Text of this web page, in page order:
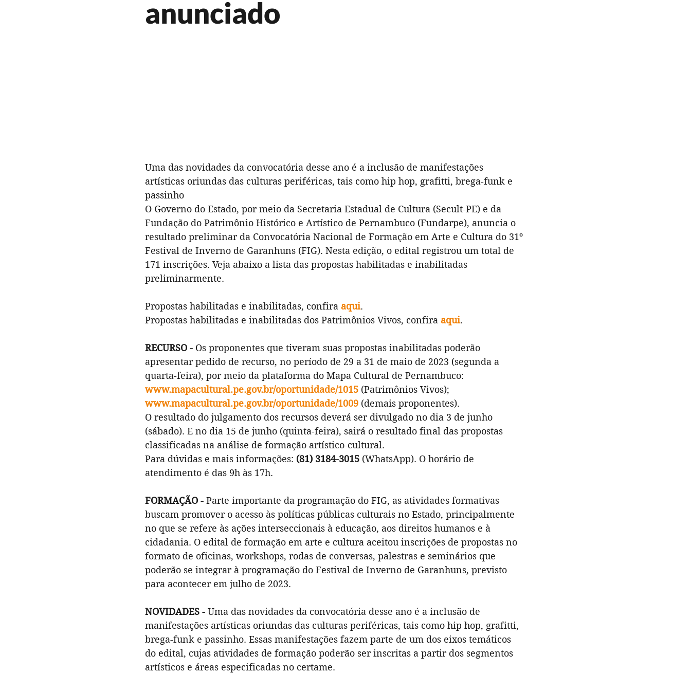
Música
anunciado
Uma das novidades da convocatória desse ano é a inclusão de manifestações
artísticas oriundas das culturas periféricas, tais como hip hop, grafitti, brega-funk e
passinho
O Governo do Estado, por meio da Secretaria Estadual de Cultura (Secult-PE) e da
Fundação do Patrimônio Histórico e Artístico de Pernambuco (Fundarpe), anuncia o
resultado preliminar da Convocatória Nacional de Formação em Arte e Cultura do 31º
Festival de Inverno de Garanhuns (FIG). Nesta edição, o edital registrou um total de
171 inscrições. Veja abaixo a lista das propostas habilitadas e inabilitadas
preliminarmente.
Propostas habilitadas e inabilitadas, confira aqui.
Propostas habilitadas e inabilitadas dos Patrimônios Vivos, confira aqui.
RECURSO - Os proponentes que tiveram suas propostas inabilitadas poderão
apresentar pedido de recurso, no período de 29 a 31 de maio de 2023 (segunda a
quarta-feira), por meio da plataforma do Mapa Cultural de Pernambuco:
www.mapacultural.pe.gov.br/oportunidade/1015 (Patrimônios Vivos);
www.mapacultural.pe.gov.br/oportunidade/1009 (demais proponentes).
O resultado do julgamento dos recursos deverá ser divulgado no dia 3 de junho
(sábado). E no dia 15 de junho (quinta-feira), sairá o resultado final das propostas
classificadas na análise de formação artístico-cultural.
Para dúvidas e mais informações: (81) 3184-3015 (WhatsApp). O horário de
atendimento é das 9h às 17h.
FORMAÇÃO - Parte importante da programação do FIG, as atividades formativas
buscam promover o acesso às políticas públicas culturais no Estado, principalmente
no que se refere às ações interseccionais à educação, aos direitos humanos e à
cidadania. O edital de formação em arte e cultura aceitou inscrições de propostas no
formato de oficinas, workshops, rodas de conversas, palestras e seminários que
poderão se integrar à programação do Festival de Inverno de Garanhuns, previsto
para acontecer em julho de 2023.
NOVIDADES - Uma das novidades da convocatória desse ano é a inclusão de
manifestações artísticas oriundas das culturas periféricas, tais como hip hop, grafitti,
brega-funk e passinho. Essas manifestações fazem parte de um dos eixos temáticos
do edital, cujas atividades de formação poderão ser inscritas a partir dos segmentos
artísticos e áreas especificadas no certame.